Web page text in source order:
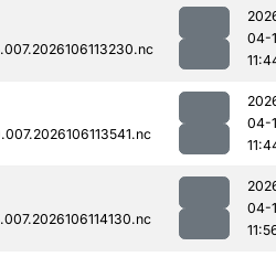
04-
04-
04-